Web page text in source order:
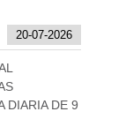
20-07-2026
DIARIA DE 9